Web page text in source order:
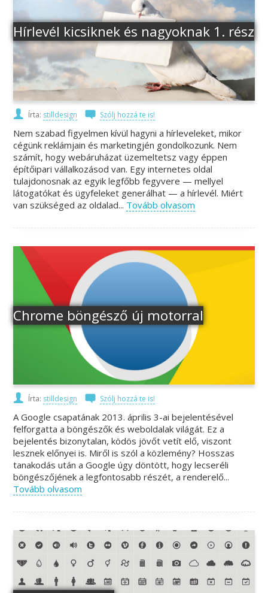
Hírlevél kicsiknek és nagyoknak 1. rész
Írta: stilldesign Szólj hozzá te is!
Nem szabad figyelmen kívül hagyni a hírleveleket, mikor
cégünk reklámjain és marketingjén gondolkozunk. Nem
számít, hogy webáruházat üzemeltetsz vagy éppen
építőipari vállalkozásod van. Egy internetes oldal
tulajdonosnak az egyik legfőbb fegyvere — mellyel
látogatókat és ügyfeleket generálhat — a hírlevél. Miért
van szükséged az oldalad... Tovább olvasom
Chrome böngésző új motorral
Írta: stilldesign Szólj hozzá te is!
A Google csapatának 2013. április 3-ai bejelentésével
felforgatta a böngészők és weboldalak világát. Ez a
bejelentés bizonytalan, ködös jövőt vetít elő, viszont
lesznek előnyei is. Miről is szól a közlemény? Hosszas
tanakodás után a Google úgy döntött, hogy lecseréli
böngészőjének a legfontosabb részét, a renderelő...
Tovább olvasom